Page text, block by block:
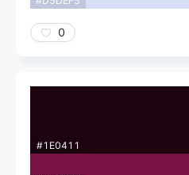
0
#1E0411